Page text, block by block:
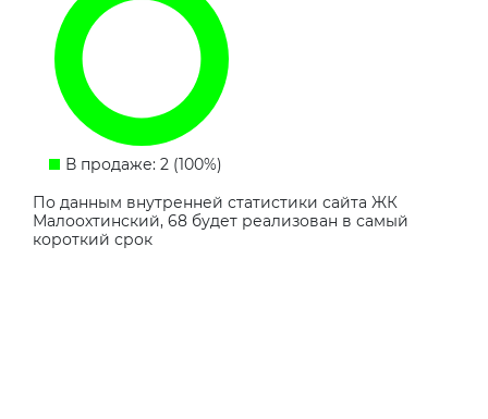
В продаже: 2 (100%)
По данным внутренней статистики сайта ЖК
Малоохтинский, 68 будет реализован в самый
короткий срок